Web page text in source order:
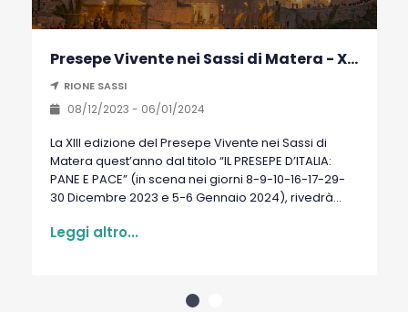
Presepe Vivente nei Sassi di Matera - XIII Edizione
RIONE SASSI
08/12/2023 - 06/01/2024
La XIII edizione del Presepe Vivente nei Sassi di
Matera quest’anno dal titolo “IL PRESEPE D’ITALIA:
PANE E PACE” (in scena nei giorni 8-9-10-16-17-29-
30 Dicembre 2023 e 5-6 Gennaio 2024), rivedrà
Leggi altro...